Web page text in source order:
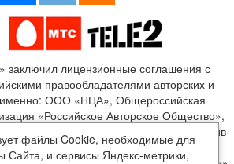
лицензионные соглашения с
правообладателями авторских и
ООО «НЦА», Общероссийская
«Российское Авторское Общество»,
ООО «ЛенГрад», ООО «Креатив
мир», ООО «Медиалайн», ООО
файлы Cookie, необходимые для
Сайта, и сервисы Яндекс-метрики,